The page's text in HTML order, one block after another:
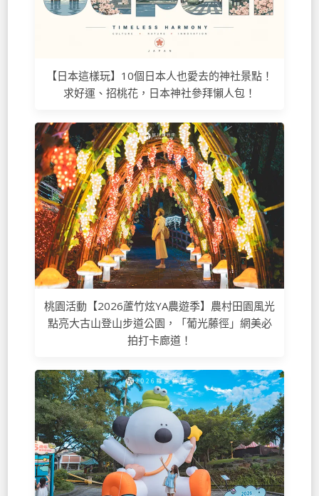
【日本這樣玩】10個日本人也愛去的神社景點！
求好運、招桃花，日本神社參拜懶人包！
桃園活動【2026蘆竹炫YA農遊季】農村田園風光
點亮大古山登山步道公園，「葡光藤徑」網美必
拍打卡廊道！